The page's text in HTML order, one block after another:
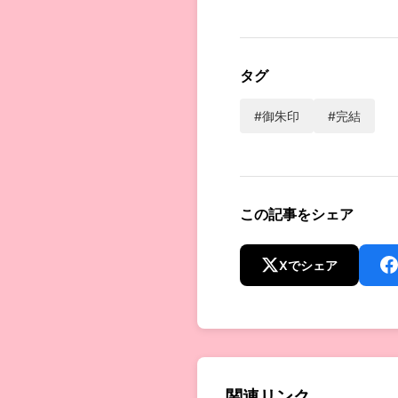
タグ
#御朱印 #完結
この記事をシェア
Xでシェア